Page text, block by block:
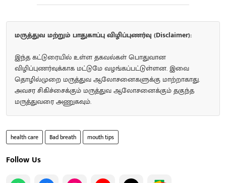
மருத்துவ மற்றும் பாதுகாப்பு விழிப்புணர்வு (Disclaimer):
இந்த கட்டுரையில் உள்ள தகவல்கள் பொதுவான
விழிப்புணர்வுக்காக மட்டுமே வழங்கப்பட்டுள்ளன. இவை
தொழில்முறை மருத்துவ ஆலோசனைகளுக்கு மாற்றாகாது.
அவசர சிகிச்சைக்கும் மருத்துவ ஆலோசனைக்கும் தகுந்த
மருத்துவரை அணுகவும்.
health care Bad breath mouth tips
Follow Us